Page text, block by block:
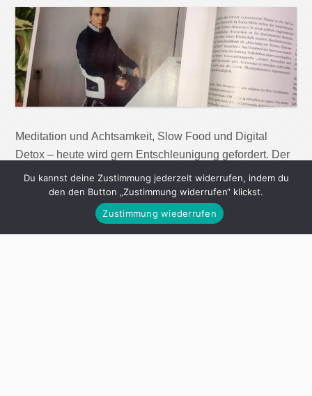
Meditation und Achtsamkeit, Slow Food und Digital
Detox – heute wird gern Entschleunigung gefordert. Der
Philosoph Armen Avanessian hält nichts davon. In
einem der letzten unrenovierten Häuser an der viel
befahrenen Torstraße in Berlin-Mitte wohnt der
österreichische Philosoph Armen Avanessian in einer
Du kannst deine Zustimmung jederzeit widerrufen, indem du
den den Button „Zustimmung widerrufen“ klickst.
Zustimmung wiederrufen